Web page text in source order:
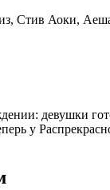
Стив Аоки,
девушки
у